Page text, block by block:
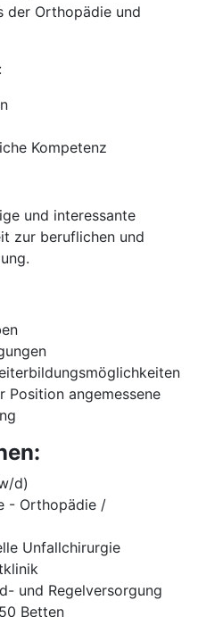
der Orthopädie und
Kompetenz
und interessante
zur beruflichen und
Position angemessene
d)
- Orthopädie /
Unfallchirurgie
und Regelversorgung
Betten